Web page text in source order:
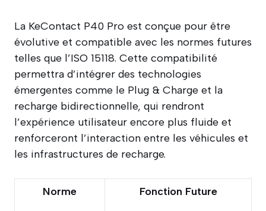
La KeContact P40 Pro est conçue pour être
évolutive et compatible avec les normes futures
telles que l’ISO 15118. Cette compatibilité
permettra d’intégrer des technologies
émergentes comme le Plug & Charge et la
recharge bidirectionnelle, qui rendront
l’expérience utilisateur encore plus fluide et
renforceront l’interaction entre les véhicules et
les infrastructures de recharge.
Norme Fonction Future